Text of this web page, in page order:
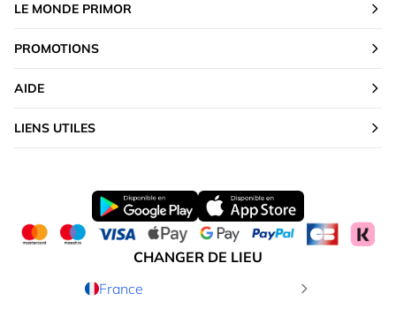
LE MONDE PRIMOR
PROMOTIONS
AIDE
LIENS UTILES
CHANGER DE LIEU
France